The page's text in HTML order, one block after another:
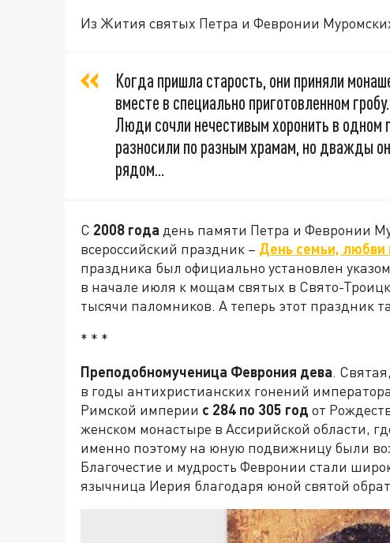
Из Жития святых Петра и Февронии
Когда пришла старость, они приняли
вместе в специально приготовленном
Люди сочли нечестивым хоронить в одном
разносили по разным храмам, но дважды
рядом...
С 2008 года день памяти Петра и Февронии
всероссийский праздник – День семьи, любви
праздника был официально установлен
в начале июля к мощам святых в Свято-
тысячи паломников. А теперь этот праздник
* * *
Преподобномученица Феврония дева.
в годы антихристианских гонений
Римской империи с 284 по 305 год от
женском монастыре в Ассирийской области,
именно поэтому на юную подвижницу были
Благочестие и мудрость Февронии стали
язычница Иерия благодаря юной святой